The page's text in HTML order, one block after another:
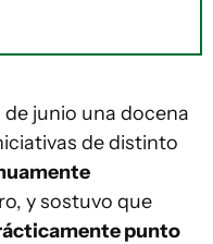
de junio una docena
de distinto
y sostuvo que
punto